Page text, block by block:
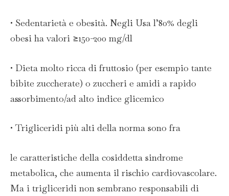
• Sedentarietà e obesità. Negli Usa l’80% degli
obesi ha valori ≥150-200 mg/dl
• Dieta molto ricca di fruttosio (per esempio tante
bibite zuccherate) o zuccheri e amidi a rapido
assorbimento/ad alto indice glicemico
• Trigliceridi più alti della norma sono fra
le caratteristiche della cosiddetta sindrome
metabolica, che aumenta il rischio cardiovascolare.
Ma i trigliceridi non sembrano responsabili di